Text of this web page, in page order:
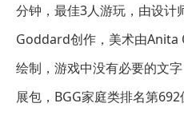
分钟，最佳3人游玩，由设
Goddard创作，美术由
绘制，游戏中没有必要的文
展包，BGG家庭类排名第